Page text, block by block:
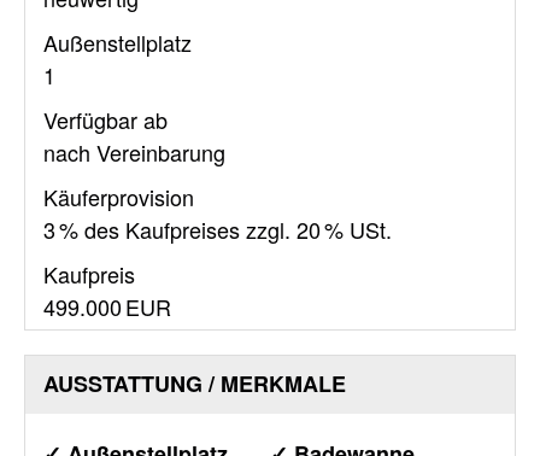
Außen­stellplatz
1
Verfügbar ab
nach Vereinbarung
Käufer­provision
3 % des Kaufpreises zzgl. 20 % USt.
Kaufpreis
499.000 EUR
AUSSTATTUNG / MERKMALE